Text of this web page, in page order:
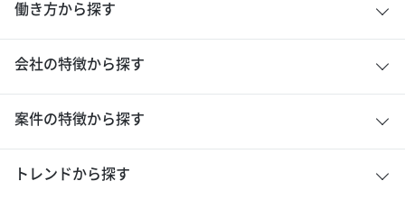
働き方から探す
会社の特徴から探す
案件の特徴から探す
トレンドから探す